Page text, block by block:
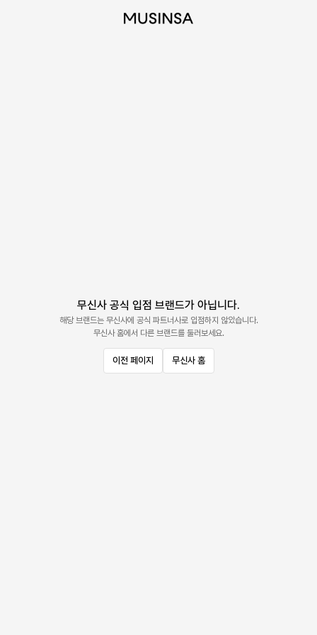
무신사 공식 입점 브랜드가 아닙니다.
해당 브랜드는 무신사에 공식 파트너사로 입점하지 않았습니다.
무신사 홈에서 다른 브랜드를 둘러보세요.
이전 페이지 무신사 홈